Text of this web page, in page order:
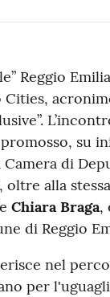
Reggio
su
Camera di
alla
Chiara Braga,
di Reggio
nel
per